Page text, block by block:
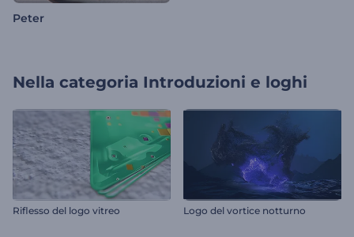
Peter
Nella categoria Introduzioni e loghi
Riflesso del logo vitreo Logo del vortice notturno